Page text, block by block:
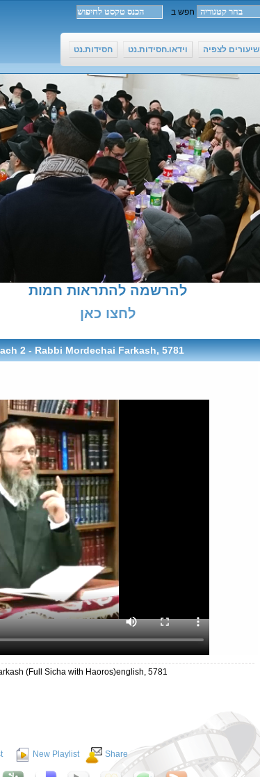
חסידות.נט וידאו.חסידות.נט שיעורים לצפיה
להרשמה להתראות חמות
לחצו כאן
2 - Rabbi Mordechai Farkash, 5781
(Full Sicha with Haoros)english, 5781
New Playlist Share